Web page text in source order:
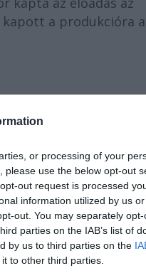
or processing of your
use the below opt-out
out request is processed
information utilized by us
out. You may separately
parties on the IAB’s list of
by us to third parties on the
to other third parties.
kapott a produkcióra a
van kuplé,
jutott. Nem
mi állna jól.